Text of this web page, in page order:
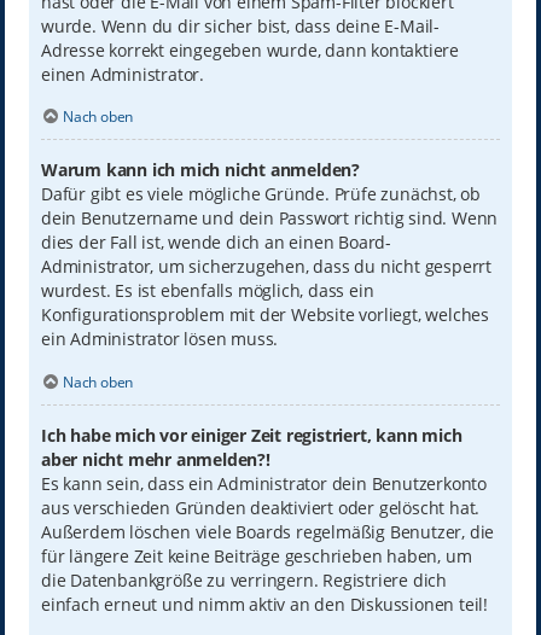
wurde. Wenn du dir sicher bist, dass deine E-Mail-
Adresse korrekt eingegeben wurde, dann kontaktiere
einen Administrator.
Nach oben
Warum kann ich mich nicht anmelden?
Dafür gibt es viele mögliche Gründe. Prüfe zunächst, ob
dein Benutzername und dein Passwort richtig sind. Wenn
dies der Fall ist, wende dich an einen Board-
Administrator, um sicherzugehen, dass du nicht gesperrt
wurdest. Es ist ebenfalls möglich, dass ein
Konfigurationsproblem mit der Website vorliegt, welches
ein Administrator lösen muss.
Nach oben
Ich habe mich vor einiger Zeit registriert, kann mich
aber nicht mehr anmelden?!
Es kann sein, dass ein Administrator dein Benutzerkonto
aus verschieden Gründen deaktiviert oder gelöscht hat.
Außerdem löschen viele Boards regelmäßig Benutzer, die
für längere Zeit keine Beiträge geschrieben haben, um
die Datenbankgröße zu verringern. Registriere dich
einfach erneut und nimm aktiv an den Diskussionen teil!